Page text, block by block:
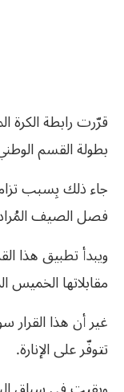
قرّرت رابطة الكرة
بطولة القسم
جاء ذلك بِسبب
فصل الصيف
مقابلاتها الخميس
غير أن هذا
تتوفّر على الإنارة.